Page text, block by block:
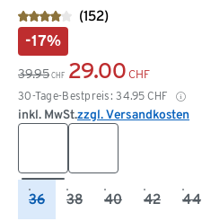
(152)
-17%
39.95 CHF 29.00 CHF
30-Tage-Bestpreis: 34.95 CHF
inkl. MwSt.zzgl. Versandkosten
36 38 40 42 44